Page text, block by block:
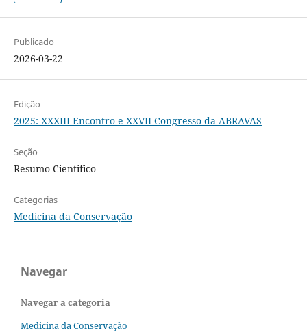
Publicado
2026-03-22
Edição
2025: XXXIII Encontro e XXVII Congresso da ABRAVAS
Seção
Resumo Cientifico
Categorias
Medicina da Conservação
Navegar
Navegar a categoria
Medicina da Conservação